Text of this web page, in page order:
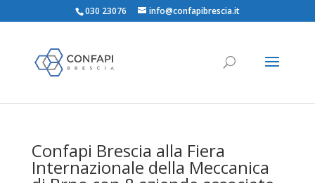
030 23076 info@confapibrescia.it
Confapi Brescia alla Fiera
Internazionale della Meccanica